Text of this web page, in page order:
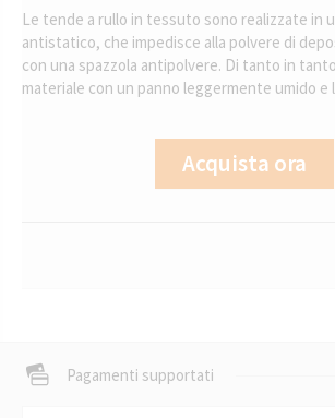
Le tende a rullo in tessuto sono realizzate in
antistatico, che impedisce alla polvere di
con una spazzola antipolvere. Di tanto in
materiale con un panno leggermente umido e
Acquista ora
Pagamenti supportati